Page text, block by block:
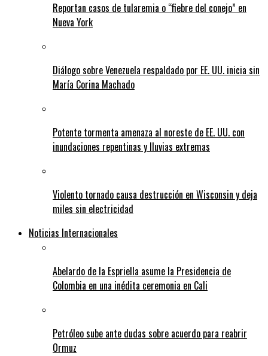
Reportan casos de tularemia o “fiebre del conejo” en
Nueva York
Diálogo sobre Venezuela respaldado por EE. UU. inicia sin
María Corina Machado
Potente tormenta amenaza al noreste de EE. UU. con
inundaciones repentinas y lluvias extremas
Violento tornado causa destrucción en Wisconsin y deja
miles sin electricidad
Noticias Internacionales
Abelardo de la Espriella asume la Presidencia de
Colombia en una inédita ceremonia en Cali
Petróleo sube ante dudas sobre acuerdo para reabrir
Ormuz